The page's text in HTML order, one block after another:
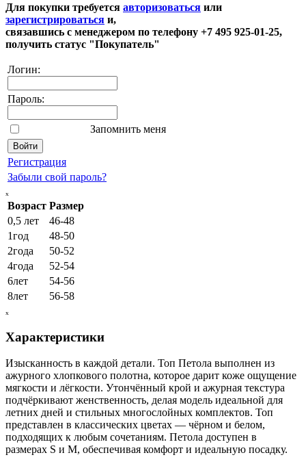
Для покупки требуется авторизоваться или
зарегистрироваться и,
связавшись с менеджером по телефону +7 495 925-01-25,
получить статус "Покупатель"
Логин:
Пароль:
Запомнить меня
Регистрация
Забыли свой пароль?
ₓ
Возраст Размер
0,5 лет
46-48
1год
48-50
2года
50-52
4года
52-54
6лет
54-56
8лет
56-58
ₓ
Характеристики
Изысканность в каждой детали. Топ Петола выполнен из
ажурного хлопкового полотна, которое дарит коже ощущение
мягкости и лёгкости. Утончённый крой и ажурная текстура
подчёркивают женственность, делая модель идеальной для
летних дней и стильных многослойных комплектов. Топ
представлен в классических цветах — чёрном и белом,
подходящих к любым сочетаниям. Петола доступен в
размерах S и M, обеспечивая комфорт и идеальную посадку.